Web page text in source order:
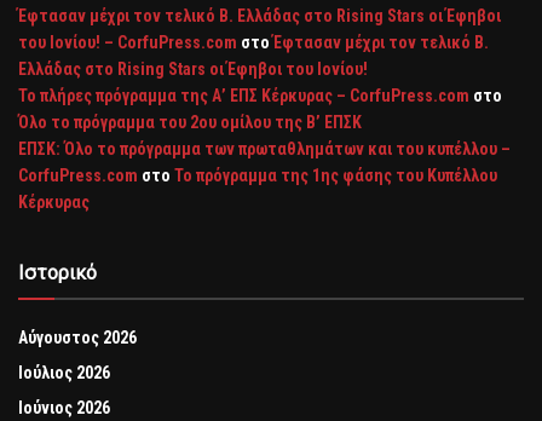
Έφτασαν μέχρι τον τελικό Β. Ελλάδας στο Rising Stars οι Έφηβοι
του Ιονίου! – CorfuPress.com στοΈφτασαν μέχρι τον τελικό Β.
Ελλάδας στο Rising Stars οι Έφηβοι του Ιονίου!
Το πλήρες πρόγραμμα της Α’ ΕΠΣ Κέρκυρας – CorfuPress.com στο
Όλο το πρόγραμμα του 2ου ομίλου της Β’ ΕΠΣΚ
ΕΠΣΚ: Όλο το πρόγραμμα των πρωταθλημάτων και του κυπέλλου –
CorfuPress.com στο Το πρόγραμμα της 1ης φάσης του Κυπέλλου
Κέρκυρας
Ιστορικό
Αύγουστος 2026
Ιούλιος 2026
Ιούνιος 2026